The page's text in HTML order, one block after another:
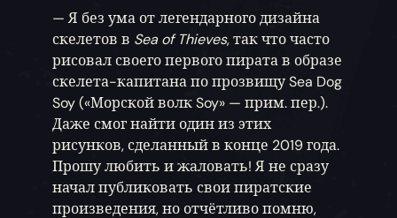
— Я без ума от легендарного дизайна
скелетов в Sea of Thieves, так что часто
рисовал своего первого пирата в образе
скелета-капитана по прозвищу Sea Dog
Soy («Морской волк Soy» — прим. пер.).
Даже смог найти один из этих
рисунков, сделанный в конце 2019 года.
Прошу любить и жаловать! Я не сразу
начал публиковать свои пиратские
произведения, но отчётливо помню,